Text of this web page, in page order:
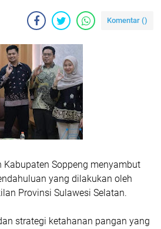
Komentar ()
Kabupaten Soppeng menyambut
yang dilakukan oleh
Provinsi Sulawesi Selatan.
strategi ketahanan pangan yang